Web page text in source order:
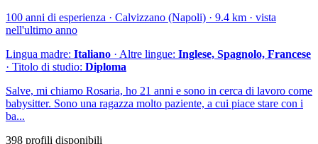
100 anni di esperienza · Calvizzano (Napoli) · 9.4 km · vista
nell'ultimo anno
Lingua madre: Italiano · Altre lingue: Inglese, Spagnolo, Francese
· Titolo di studio: Diploma
Salve, mi chiamo Rosaria, ho 21 anni e sono in cerca di lavoro come
babysitter. Sono una ragazza molto paziente, a cui piace stare con i
ba...
398 profili disponibili